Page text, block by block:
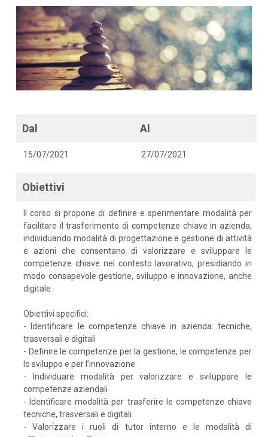
formazione
Dal
15/07/2021
Al
27/07/2021
Obiettivi
Il corso si propone di definire e sperimentare modalità per
facilitare il trasferimento di competenze chiave in azienda,
individuando modalità di progettazione e gestione di attività
e azioni che consentano di valorizzare e sviluppare le
competenze chiave nel contesto lavorativo, presidiando in
modo consapevole gestione, sviluppo e innovazione, anche
digitale.
Obiettivi specifici:
- Identificare le competenze chiave in azienda: tecniche,
trasversali e digitali
- Definire le competenze per la gestione, le competenze per
lo sviluppo e per l’innovazione
- Individuare modalità per valorizzare e sviluppare le
competenze aziendali
- Identificare modalità per trasferire le competenze chiave
tecniche, trasversali e digitali
- Valorizzare i ruoli di tutor interno e le modalità di